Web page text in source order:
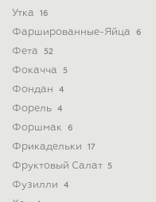
Утка 16
Фаршированные-Яйца 6
Фета 52
Фокачча 5
Фондан 4
Форель 4
Форшмак 6
Фрикадельки 17
Фруктовый Салат 5
Фузилли 4